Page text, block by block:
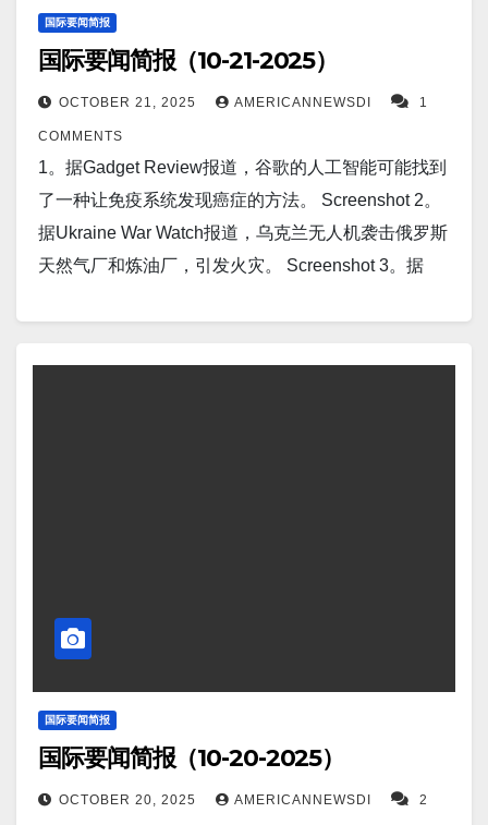
国际要闻简报
国际要闻简报（10-21-2025）
OCTOBER 21, 2025 AMERICANNEWSDI 1
COMMENTS
1。据Gadget Review报道，谷歌的人工智能可能找到
了一种让免疫系统发现癌症的方法。 Screenshot 2。
据Ukraine War Watch报道，乌克兰无人机袭击俄罗斯
天然气厂和炼油厂，引发火灾。 Screenshot 3。据
莫斯科（路透社）——两名业内消息人士周一向路透
迷和贸易紧张局势损害了需求，这给政策制定者带来
了推出更多刺激措施以增强增长势头的压力。
Screenshot 7。据Mediaite报道，特朗普在闭门会议上
斥责泽连斯基，并警告乌克兰领导人普京“会毁了你”。
Screenshot 8。据Ukraine War Watch报道，俄罗斯装
甲车队在波克罗夫斯克附近被摧毁，袭击失败。
国际要闻简报
国际要闻简报（10-20-2025）
OCTOBER 20, 2025 AMERICANNEWSDI 2